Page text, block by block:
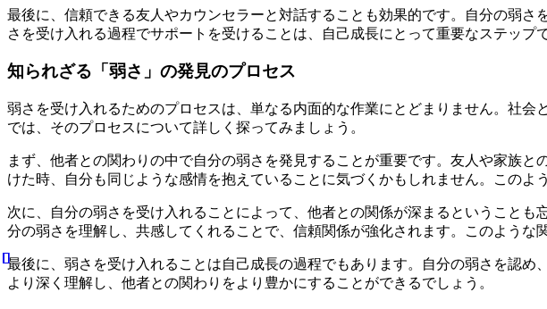
最後に、信頼できる友人やカウンセラーと対話することも効果的です。自分の弱
さを受け入れる過程でサポートを受けることは、自己成長にとって重要なステップで
知られざる「弱さ」の発見のプロセス
弱さを受け入れるためのプロセスは、単なる内面的な作業にとどまりません。社
では、そのプロセスについて詳しく探ってみましょう。
まず、他者との関わりの中で自分の弱さを発見することが重要です。友人や家族
けた時、自分も同じような感情を抱えていることに気づくかもしれません。この
次に、自分の弱さを受け入れることによって、他者との関係が深まるということ
分の弱さを理解し、共感してくれることで、信頼関係が強化されます。このよう
最後に、弱さを受け入れることは自己成長の過程でもあります。自分の弱さを認
より深く理解し、他者との関わりをより豊かにすることができるでしょう。